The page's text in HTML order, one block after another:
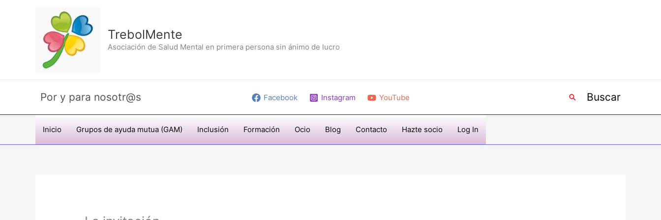
TrebolMente
Asociación de Salud Mental en primera persona sin ánimo de lucro
Por y para nosotr@s Facebook Instagram YouTube BuscarBuscar
Inicio Grupos de ayuda mutua (GAM) Inclusión Formación Ocio Blog Contacto Hazte socio Log In